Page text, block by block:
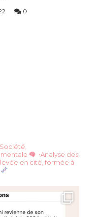
0
•Analyse des
en cité, formée à